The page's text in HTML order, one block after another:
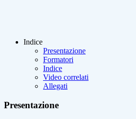
Indice
Presentazione
Formatori
Indice
Video correlati
Allegati
Presentazione